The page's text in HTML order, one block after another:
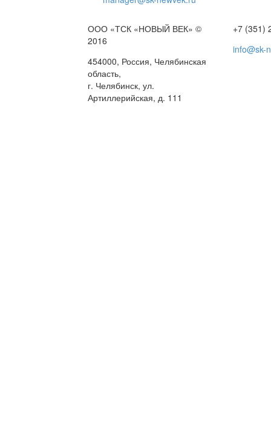
ООО «ТСК «НОВЫЙ ВЕК» ©
2016
454000, Россия, Челябинская
область,
г. Челябинск, ул.
Артиллерийская, д. 111
+7 (351)
info@sk-